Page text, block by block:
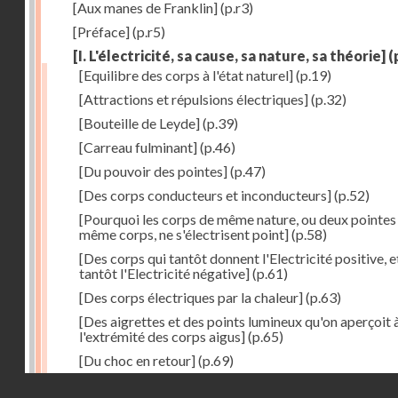
[Aux manes de Franklin](p.r3)
[Préface](p.r5)
[I. L'électricité, sa cause, sa nature, sa théorie]
[Equilibre des corps à l'état naturel](p.19)
[Attractions et répulsions électriques](p.32)
[Bouteille de Leyde](p.39)
[Carreau fulminant](p.46)
[Du pouvoir des pointes](p.47)
[Des corps conducteurs et inconducteurs](p.52)
[Pourquoi les corps de même nature, ou deux
même corps, ne s'électrisent point](p.58)
[Des corps qui tantôt donnent l'Electricité positive,
tantôt l'Electricité négative](p.61)
[Des corps électriques par la chaleur](p.63)
[Des aigrettes et des points lumineux qu'on aperçoit
l'extrémité des corps aigus](p.65)
[Du choc en retour](p.69)